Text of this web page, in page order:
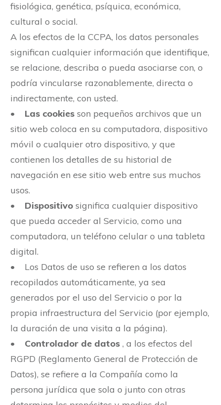
fisiológica, genética, psíquica, económica,
cultural o social.
A los efectos de la CCPA, los datos personales
significan cualquier información que identifique,
se relacione, describa o pueda asociarse con, o
podría vincularse razonablemente, directa o
indirectamente, con usted.
• Las cookies son pequeños archivos que un
sitio web coloca en su computadora, dispositivo
móvil o cualquier otro dispositivo, y que
contienen los detalles de su historial de
navegación en ese sitio web entre sus muchos
usos.
• Dispositivo significa cualquier dispositivo
que pueda acceder al Servicio, como una
computadora, un teléfono celular o una tableta
digital.
• Los Datos de uso se refieren a los datos
recopilados automáticamente, ya sea
generados por el uso del Servicio o por la
propia infraestructura del Servicio (por ejemplo,
la duración de una visita a la página).
• Controlador de datos , a los efectos del
RGPD (Reglamento General de Protección de
Datos), se refiere a la Compañía como la
persona jurídica que sola o junto con otras